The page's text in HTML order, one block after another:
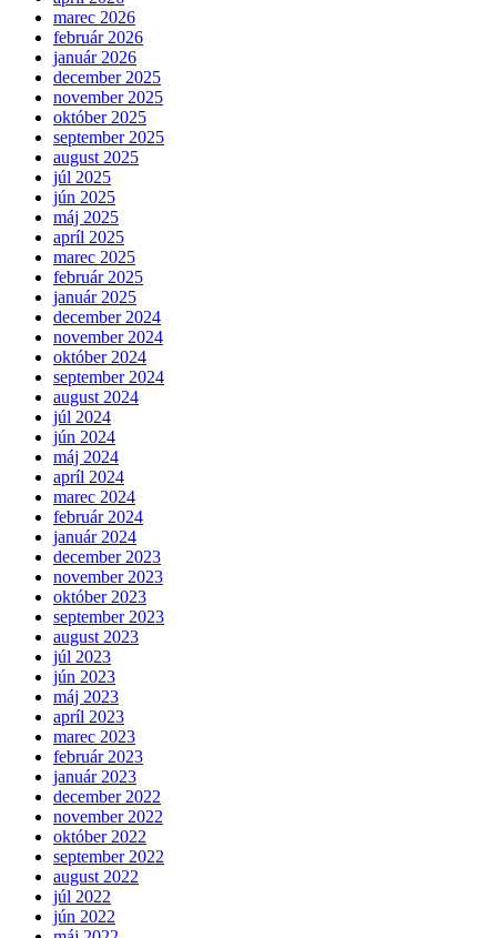
marec 2026
február 2026
január 2026
december 2025
november 2025
október 2025
september 2025
august 2025
júl 2025
jún 2025
máj 2025
apríl 2025
marec 2025
február 2025
január 2025
december 2024
november 2024
október 2024
september 2024
august 2024
júl 2024
jún 2024
máj 2024
apríl 2024
marec 2024
február 2024
január 2024
december 2023
november 2023
október 2023
september 2023
august 2023
júl 2023
jún 2023
máj 2023
apríl 2023
marec 2023
február 2023
január 2023
december 2022
november 2022
október 2022
september 2022
august 2022
júl 2022
jún 2022